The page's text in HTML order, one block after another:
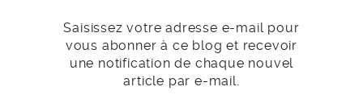
Saisissez votre adresse e-mail pour
vous abonner à ce blog et recevoir
une notification de chaque nouvel
article par e-mail.